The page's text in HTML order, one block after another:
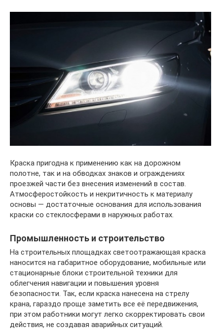
Краска пригодна к применению как на дорожном
полотне, так и на обводках знаков и ограждениях
проезжей части без внесения изменений в состав.
Атмосферостойкость и некритичность к материалу
основы — достаточные основания для использования
краски со стеклосферами в наружных работах.
Промышленность и строительство
На строительных площадках светоотражающая краска
наносится на габаритное оборудование, мобильные или
стационарные блоки строительной техники для
облегчения навигации и повышения уровня
безопасности. Так, если краска нанесена на стрелу
крана, гараздо проще заметить все её передвижения,
при этом работники могут легко скорректировать свои
действия, не создавая аварийных ситуаций.